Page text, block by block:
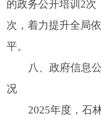
的政务公开培训 2次
次，着力提升全局
平。
八、政府信息
况
2025年度， 石